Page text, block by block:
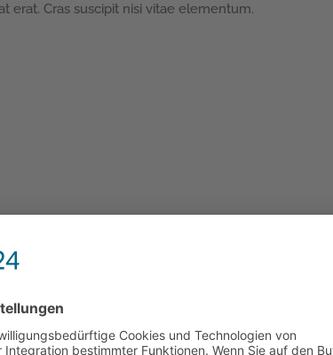
erat. Cras suscipit nisi vitae elementum.